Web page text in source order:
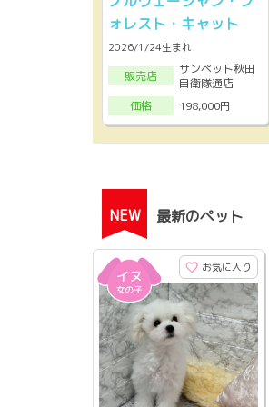
ォレスト・キャット
2026/1/24生まれ
販売店
サンペット秋田
自衛隊通店
価格
198,000円
NEW 最新のペット
お気に入り